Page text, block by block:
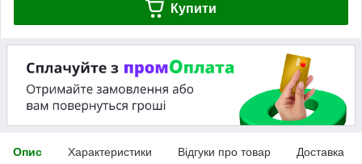
Купити
Опис Характеристики Відгуки про товар Доставка